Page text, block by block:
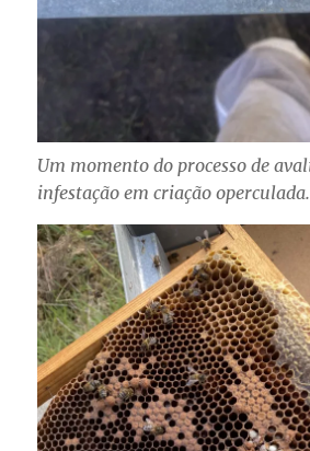
Um momento do processo de
infestação em criação operculada.